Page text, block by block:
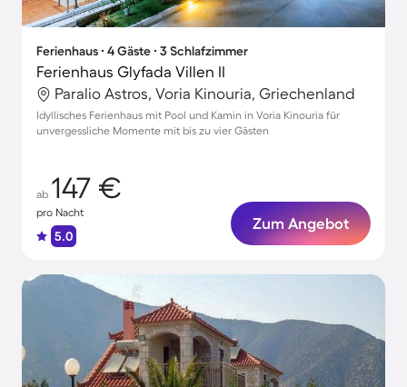
Ferienhaus ∙ 4 Gäste ∙ 3 Schlafzimmer
Ferienhaus Glyfada Villen II
Paralio Astros, Voria Kinouria, Griechenland
Idyllisches Ferienhaus mit Pool und Kamin in Voria Kinouria für
unvergessliche Momente mit bis zu vier Gästen
ab 147 €
pro Nacht
5.0
Zum Angebot